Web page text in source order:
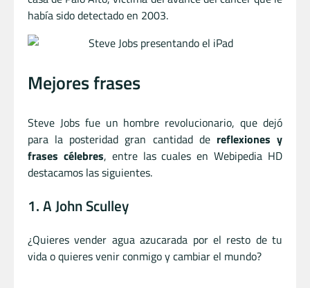
había sido detectado en 2003.
Mejores frases
Steve Jobs fue un hombre revolucionario, que dejó
para la posteridad gran cantidad de reflexiones y
frases célebres, entre las cuales en Webipedia HD
destacamos las siguientes.
1. A John Sculley
¿Quieres vender agua azucarada por el resto de tu
vida o quieres venir conmigo y cambiar el mundo?